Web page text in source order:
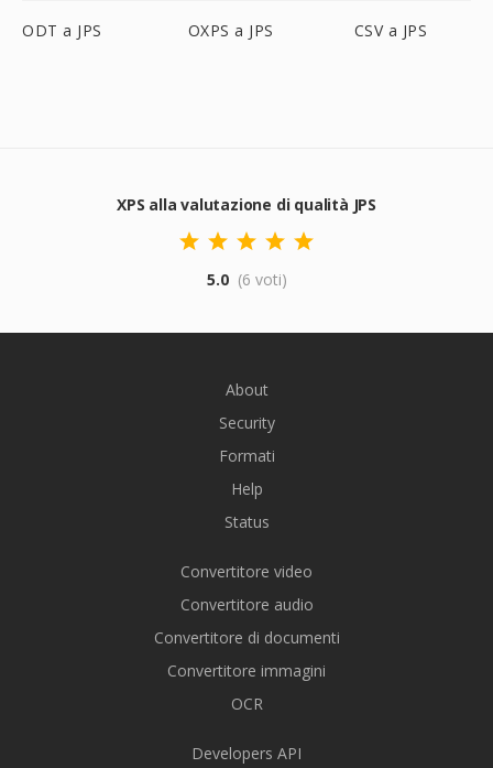
ODT a JPS OXPS a JPS CSV a JPS
XPS alla valutazione di qualità JPS
5.0 (6 voti)
About
Security
Formati
Help
Status
Convertitore video
Convertitore audio
Convertitore di documenti
Convertitore immagini
OCR
Developers API